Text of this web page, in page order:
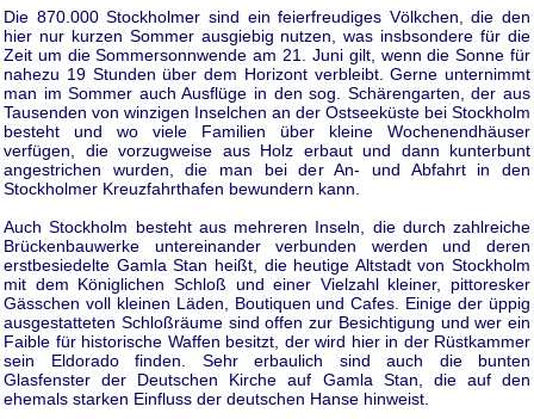
Die 870.000 Stockholmer sind ein feierfreudiges Völkchen, die den
hier nur kurzen Sommer ausgiebig nutzen, was insbsondere für die
Zeit um die Sommersonnwende am 21. Juni gilt, wenn die Sonne für
nahezu 19 Stunden über dem Horizont verbleibt. Gerne unternimmt
man im Sommer auch Ausflüge in den sog. Schärengarten, der aus
Tausenden von winzigen Inselchen an der Ostseeküste bei Stockholm
besteht und wo viele Familien über kleine Wochenendhäuser
verfügen, die vorzugweise aus Holz erbaut und dann kunterbunt
angestrichen wurden, die man bei der An- und Abfahrt in den
Stockholmer Kreuzfahrthafen bewundern kann.
Auch Stockholm besteht aus mehreren Inseln, die durch zahlreiche
Brückenbauwerke untereinander verbunden werden und deren
erstbesiedelte Gamla Stan heißt, die heutige Altstadt von Stockholm
mit dem Königlichen Schloß und einer Vielzahl kleiner, pittoresker
Gässchen voll kleinen Läden, Boutiquen und Cafes. Einige der üppig
ausgestatteten Schloßräume sind offen zur Besichtigung und wer ein
Faible für historische Waffen besitzt, der wird hier in der Rüstkammer
sein Eldorado finden. Sehr erbaulich sind auch die bunten
Glasfenster der Deutschen Kirche auf Gamla Stan, die auf den
ehemals starken Einfluss der deutschen Hanse hinweist.